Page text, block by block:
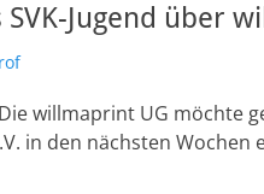
Jugend über
Die willmaprint UG möchte
in den nächsten Wochen